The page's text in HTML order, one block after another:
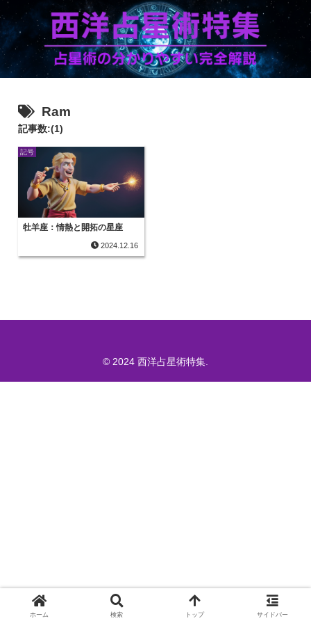
Ram
記事数:(1)
記号
牡羊座：情熱と開拓の星座
2024.12.16
© 2024 西洋占星術特集.
ホーム 検索 トップ サイドバー